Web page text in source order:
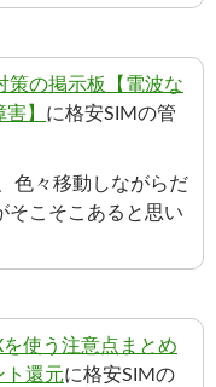
策の掲示板【電波な
】 に格安SIMの管
色々移動しながらだ
そこそこあると思い
使う注意点まとめ
ト還元に格安SIMの